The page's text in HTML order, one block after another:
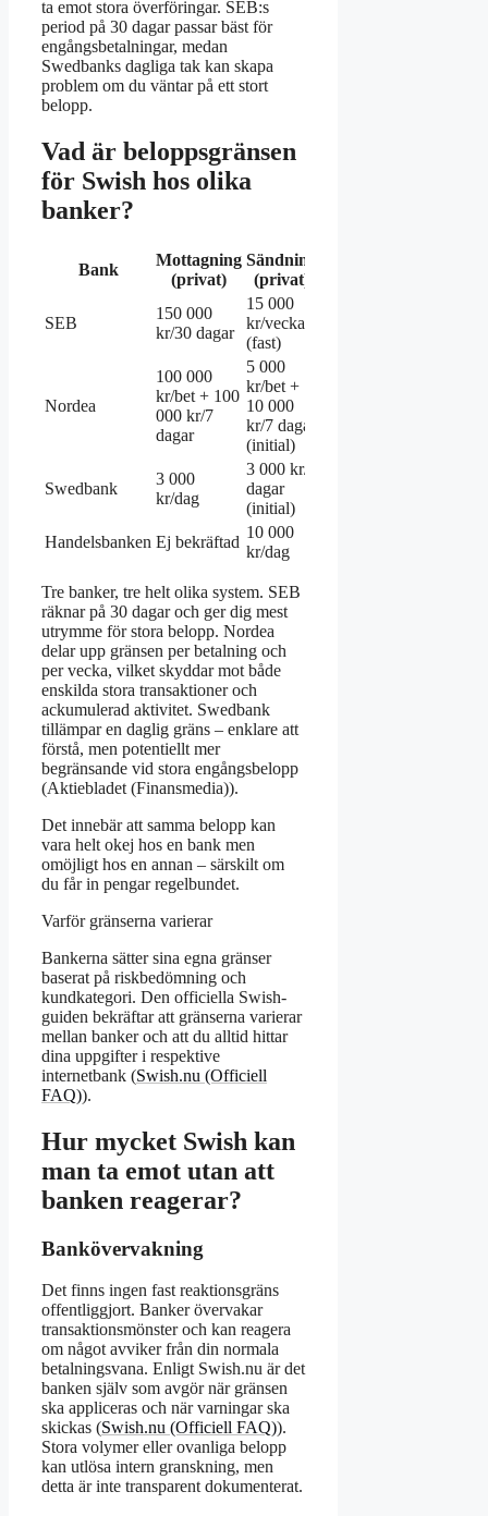
ta emot stora överföringar. SEB:s
period på 30 dagar passar bäst för
engångsbetalningar, medan
Swedbanks dagliga tak kan skapa
problem om du väntar på ett stort
belopp.
Vad är beloppsgränsen
för Swish hos olika
banker?
Bank
Mottagning
(privat)
Sändning
(privat)
SEB
150 000
kr/30 dagar
15 000
kr/vecka
(fast)
Nordea
100 000
kr/bet + 100
000 kr/7
dagar
5 000
kr/bet +
10 000
kr/7 dagar
(initial)
Swedbank
3 000
kr/dag
3 000 kr/7
dagar
(initial)
Handelsbanken Ej bekräftad
10 000
kr/dag
Tre banker, tre helt olika system. SEB
räknar på 30 dagar och ger dig mest
utrymme för stora belopp. Nordea
delar upp gränsen per betalning och
per vecka, vilket skyddar mot både
enskilda stora transaktioner och
ackumulerad aktivitet. Swedbank
tillämpar en daglig gräns – enklare att
förstå, men potentiellt mer
begränsande vid stora engångsbelopp
(Aktiebladet (Finansmedia)).
Det innebär att samma belopp kan
vara helt okej hos en bank men
omöjligt hos en annan – särskilt om
du får in pengar regelbundet.
Varför gränserna varierar
Bankerna sätter sina egna gränser
baserat på riskbedömning och
kundkategori. Den officiella Swish-
guiden bekräftar att gränserna varierar
mellan banker och att du alltid hittar
dina uppgifter i respektive
internetbank (Swish.nu (Officiell
FAQ)).
Hur mycket Swish kan
man ta emot utan att
banken reagerar?
Bankövervakning
Det finns ingen fast reaktionsgräns
offentliggjort. Banker övervakar
transaktionsmönster och kan reagera
om något avviker från din normala
betalningsvana. Enligt Swish.nu är det
banken själv som avgör när gränsen
ska appliceras och när varningar ska
skickas (Swish.nu (Officiell FAQ)).
Stora volymer eller ovanliga belopp
kan utlösa intern granskning, men
detta är inte transparent dokumenterat.